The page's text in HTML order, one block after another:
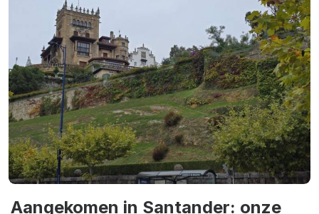
Aangekomen in Santander: onze